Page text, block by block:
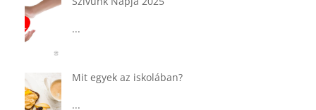
Tárkonyos csirkeragu leves